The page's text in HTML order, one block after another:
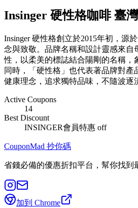
Insinger 硬性格咖啡 臺灣
Insinger 硬性格創立於2015年初，源
念與致敬。品牌名稱和設計靈感來自
性，以柔美的標誌結合陽剛的名稱，
同時，「硬性格」也代表著品牌對產
健康理念，追求獨特品味，不隨波逐
Active Coupons
14
Best Discount
INSINGER會員特惠 off
CouponMad 抄你碼
省錢必備的優惠折扣平台，幫你找到
加到 Chrome